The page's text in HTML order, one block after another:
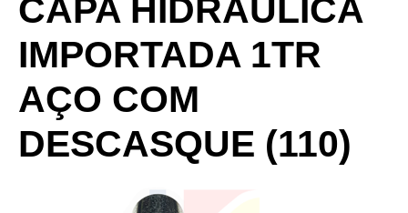
CAPA HIDRAULICA
IMPORTADA 1TR
AÇO COM
DESCASQUE (110)